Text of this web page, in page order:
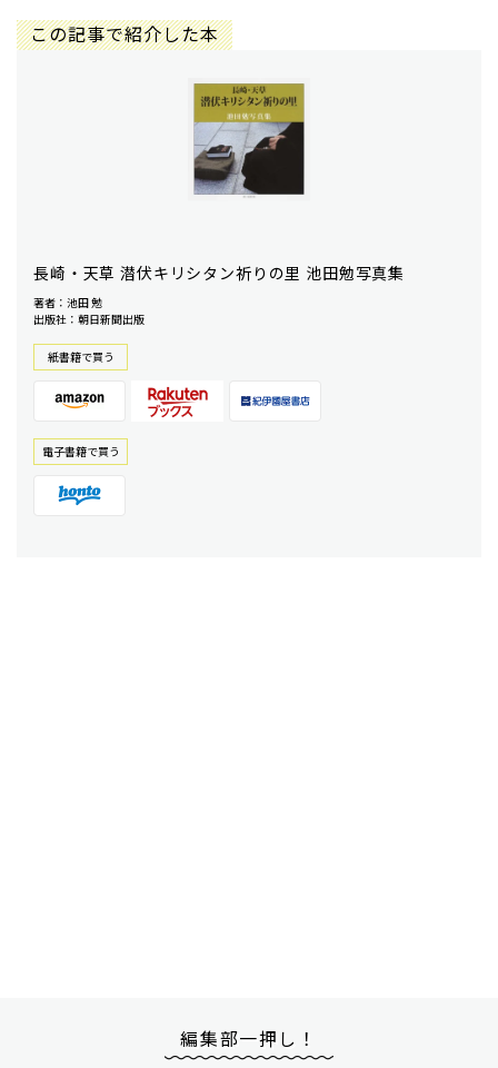
この記事で紹介した本
長崎・天草 潜伏キリシタン祈りの里 池田勉写真集
著者：池田 勉
出版社：朝日新聞出版
紙書籍で買う
電⼦書籍で買う
編集部一押し！